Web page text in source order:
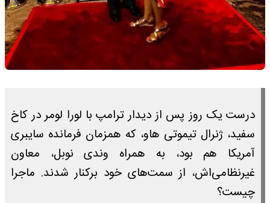
درست یک روز پس از دیدار ترامپ با لورا لومر در کاخ
سفید، ژنرال تیموتی هاو، که همزمان فرمانده سایبری
آمریکا هم بود، به همراه وندی نوبل، معاون
غیرنظامی‌اش، از سمت‌های خود برکنار شدند. ماجرا
چیست؟